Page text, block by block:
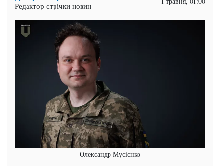
Редактор стрічки новин
Олександр Мусієнко